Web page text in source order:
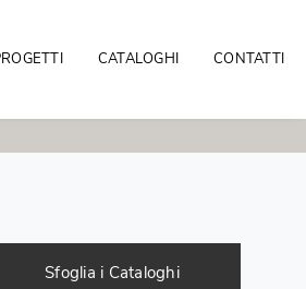
CATALOGHI CONTATTI
Sfoglia i Cataloghi